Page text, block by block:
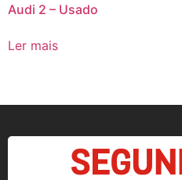
Audi 2 – Usado
Ler mais